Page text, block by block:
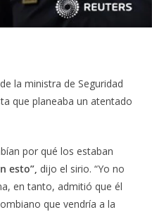
la ministra de Seguridad
que planeaba un atentado
por qué los estaban
esto”, dijo el sirio. “Yo no
en tanto, admitió que él
que vendría a la